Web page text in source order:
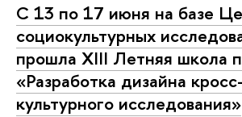
C 13 по 17 июня на базе
социокультурных
прошла XIII Летняя школа
«Разработка дизайна кросс-
культурного исследования»